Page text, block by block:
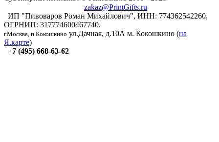
zakaz@PrintGifts.ru
ИП "Пивоваров Роман Михайлович", ИНН: 774362542260,
ОГРНИП: 317774600467740.
г.Москва, п.Кокошкино ул.Дачная, д.10А м. Кокошкино (на
Я.карте)
+7 (495) 668-63-62